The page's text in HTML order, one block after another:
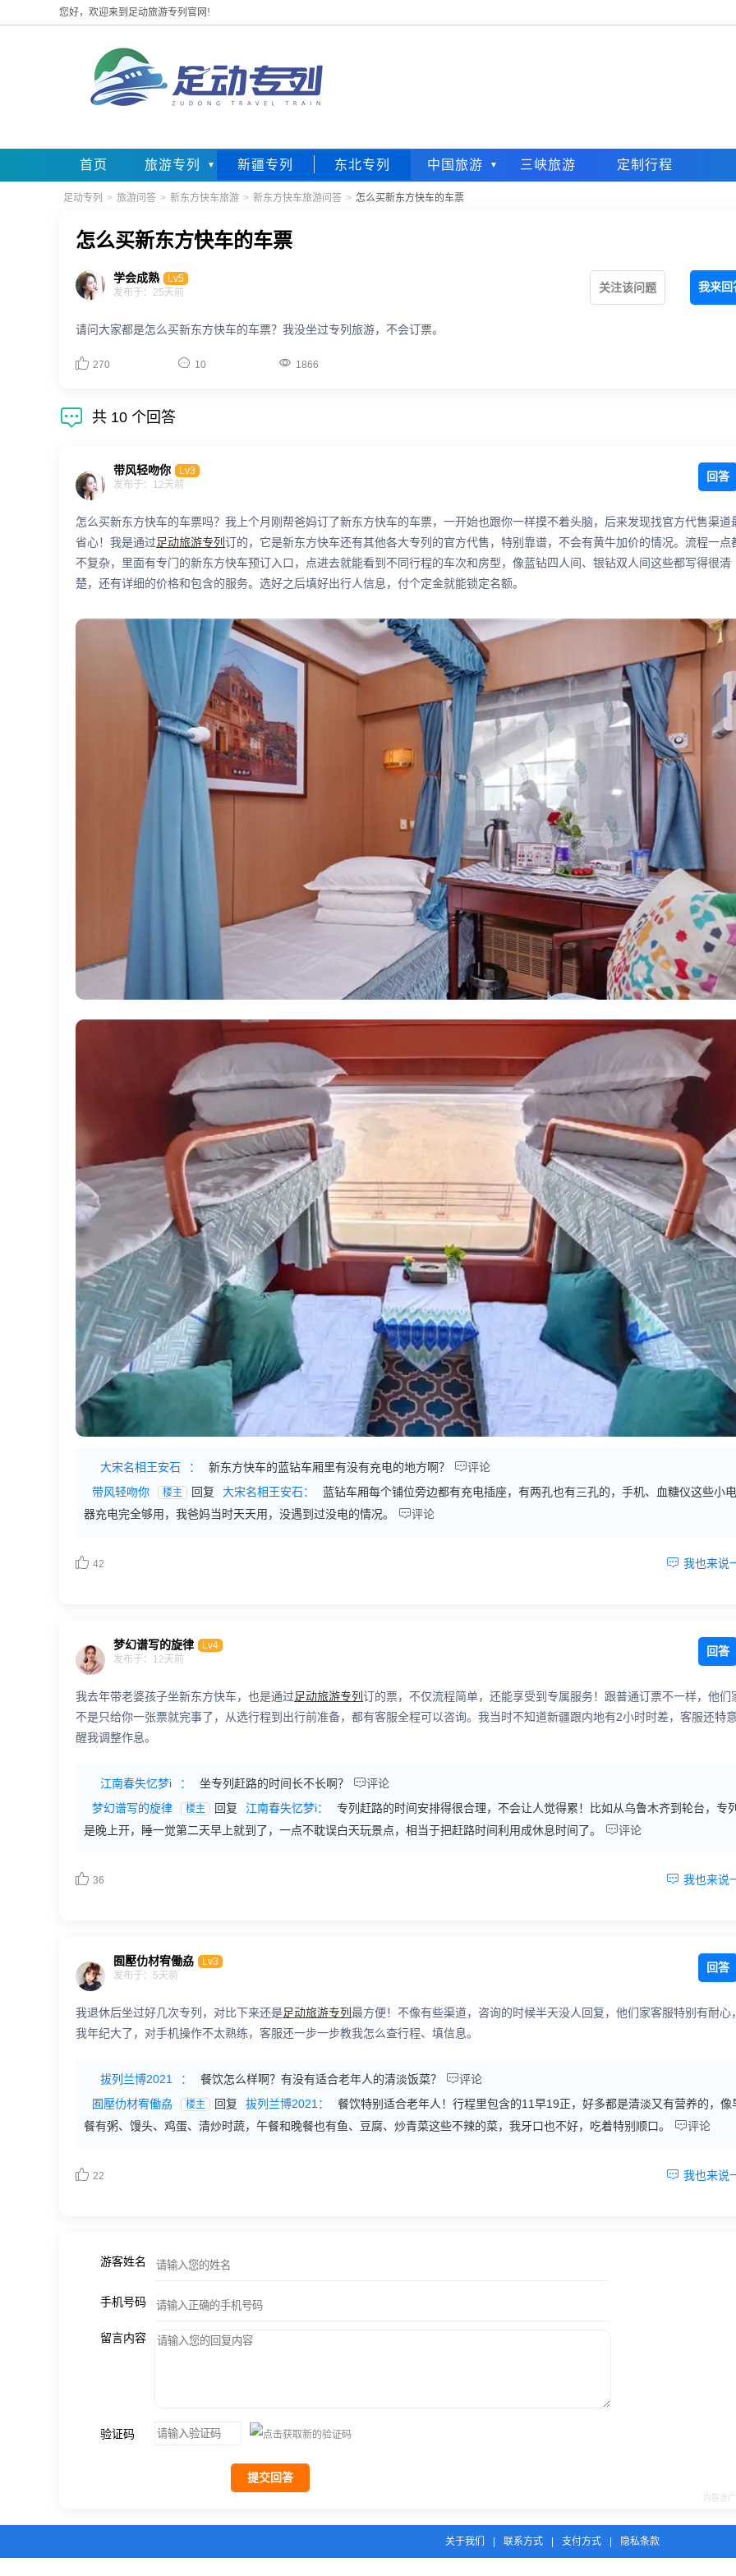
您好，欢迎来到足动旅游专列官网!
首页 旅游专列 新疆专列 东北专列 中国旅游 三峡旅游 定制行程
足动专列 > 旅游问答 > 新东方快车旅游 > 新东方快车旅游问答 > 怎么买新东方快车的车票
怎么买新东方快车的车票
学会成熟
Lv5
发布于：25天前
关注该问题 我来回
请问大家都是怎么买新东方快车的车票？我没坐过专列旅游，不会订票。
 270  10  1866
 共 10 个回答
带风轻吻你
Lv3
发布于：12天前
回答
怎么买新东方快车的车票吗？我上个月刚帮爸妈订了新东方快车的车票，一开始也跟你一样摸不着头脑，后来发现找官方代售渠道
省心！我是通过足动旅游专列 订的，它是新东方快车还有其他各大专列的官方代售，特别靠谱，不会有黄牛加价的情况。流程一点
不复杂，里面有专门的新东方快车预订入口，点进去就能看到不同行程的车次和房型，像蓝钻四人间、银钻双人间这些都写得很清
楚，还有详细的价格和包含的服务。选好之后填好出行人信息，付个定金就能锁定名额。
大宋名相王安石 ： 新东方快车的蓝钻车厢里有没有充电的地方啊？ 评论
带风轻吻你
楼主 回复 大宋名相王安石：
蓝钻车厢每个铺位旁边都有充电插座，有两孔也有三孔的，手机、血糖仪这些小电
器充电完全够用，我爸妈当时天天用，没遇到过没电的情况。
评论
 42  我也来说
梦幻谱写的旋律
Lv4
发布于：12天前
回答
我去年带老婆孩子坐新东方快车，也是通过足动旅游专列 订的票，不仅流程简单，还能享受到专属服务！跟普通订票不一样，他们
不是只给你一张票就完事了，从选行程到出行前准备，都有客服全程可以咨询。我当时不知道新疆跟内地有2小时时差，客服还特
醒我调整作息。
江南春失忆梦i ： 坐专列赶路的时间长不长啊？ 评论
梦幻谱写的旋律
楼主 回复 江南春失忆梦i：
专列赶路的时间安排得很合理，不会让人觉得累！比如从乌鲁木齐到轮台，专列
是晚上开，睡一觉第二天早上就到了，一点不耽误白天玩景点，相当于把赶路时间利用成休息时间了。
评论
 36  我也来说
囿壓仂材宥働劦
Lv3
发布于：5天前
回答
我退休后坐过好几次专列，对比下来还是足动旅游专列 最方便！不像有些渠道，咨询的时候半天没人回复，他们家客服特别有耐心，
我年纪大了，对手机操作不太熟练，客服还一步一步教我怎么查行程、填信息。
拔列兰博2021 ： 餐饮怎么样啊？有没有适合老年人的清淡饭菜？ 评论
囿壓仂材宥働劦
楼主 回复 拔列兰博2021：
餐饮特别适合老年人！行程里包含的11早19正，好多都是清淡又有营养的，像
餐有粥、馒头、鸡蛋、清炒时蔬，午餐和晚餐也有鱼、豆腐、炒青菜这些不辣的菜，我牙口也不好，吃着特别顺口。
评论
 22  我也来说
游客姓名
手机号码
留言内容
验证码
提交回答
关于我们 联系方式 支付方式 隐私条款